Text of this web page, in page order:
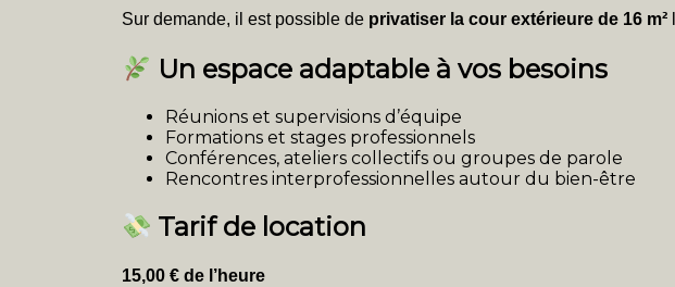
Sur demande, il est possible de privatiser la cour extérieure de 16 m²
Un espace adaptable à vos besoins
Réunions et supervisions d’équipe
Formations et stages professionnels
Conférences, ateliers collectifs ou groupes de parole
Rencontres interprofessionnelles autour du bien-être
Tarif de location
15,00 € de l’heure